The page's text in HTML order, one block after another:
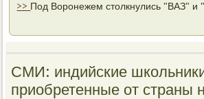
>> Под Воронежем столкнулись "ВАЗ" и
СМИ: индийские
приобретенные от страны